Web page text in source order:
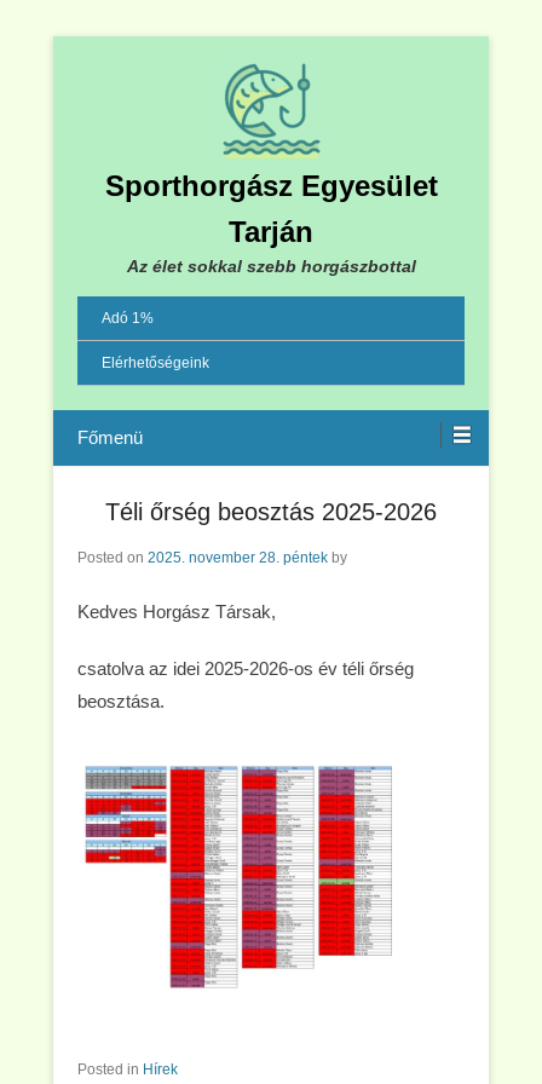
Sporthorgász Egyesület
Tarján
Az élet sokkal szebb horgászbottal
Adó 1%
Elérhetőségeink
Menu
Téli őrség beosztás 2025-2026
Posted on 2025. november 28. péntek by
Kedves Horgász Társak,
csatolva az idei 2025-2026-os év téli őrség
beosztása.
Posted in Hírek